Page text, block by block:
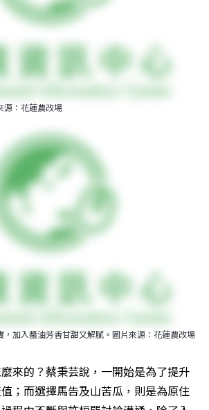
源：花蓮農改場
，加入醬油芳香甘甜又解膩。圖片來源：花蓮農改場
來的？蔡秉芸說，一開始是為了提升
；而選擇馬告及山苦瓜，則是為原住